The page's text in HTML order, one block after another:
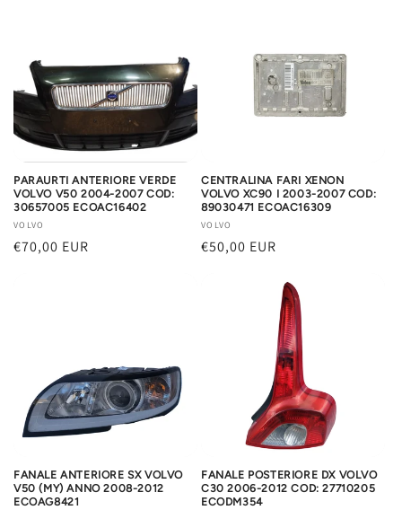
:
PARAURTI ANTERIORE VERDE
VOLVO V50 2004-2007 COD:
30657005 ECOAC16402
Produttore:
VOLVO
Prezzo
€70,00 EUR
CENTRALINA FARI XENON
VOLVO XC90 I 2003-2007 COD:
89030471 ECOAC16309
Produttore:
VOLVO
Prezzo
€50,00 EUR
FANALE ANTERIORE SX VOLVO
V50 (MY) ANNO 2008-2012
ECOAG8421
FANALE POSTERIORE DX VOLVO
C30 2006-2012 COD: 27710205
ECODM354